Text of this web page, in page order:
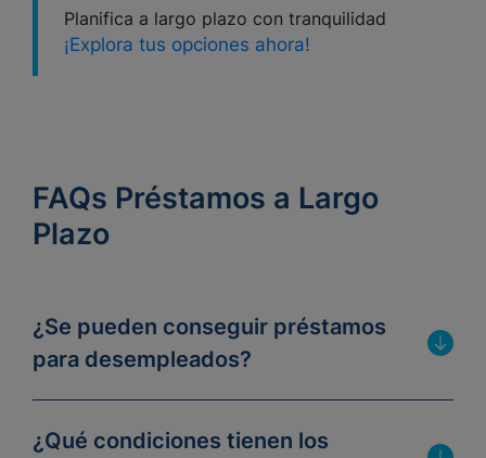
Planifica a largo plazo con tranquilidad
¡Explora tus opciones ahora!
FAQs Préstamos a Largo
Plazo
¿Se pueden conseguir préstamos
para desempleados?
¿Qué condiciones tienen los